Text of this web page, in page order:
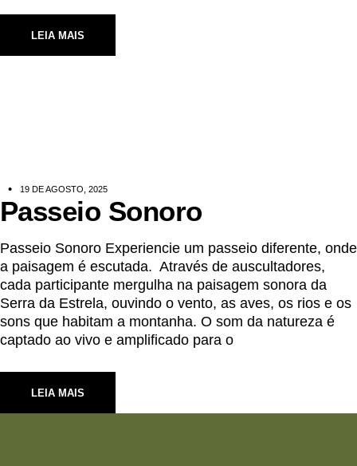
LEIA MAIS
19 DE AGOSTO, 2025
Passeio Sonoro
Passeio Sonoro Experiencie um passeio diferente, onde
a paisagem é escutada. Através de auscultadores,
cada participante mergulha na paisagem sonora da
Serra da Estrela, ouvindo o vento, as aves, os rios e os
sons que habitam a montanha. O som da natureza é
captado ao vivo e amplificado para o
LEIA MAIS